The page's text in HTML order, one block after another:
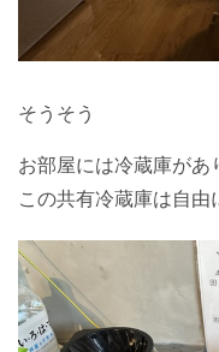
そうそう
お部屋には冷蔵庫があ
この共有冷蔵庫は自由